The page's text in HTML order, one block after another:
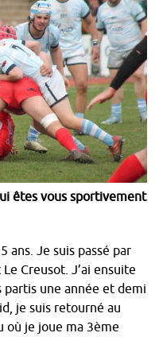
êtes vous sportivement
ans. Je suis passé par
Creusot. J’ai ensuite
partis une année et demi
je suis retourné au
où je joue ma 3ème